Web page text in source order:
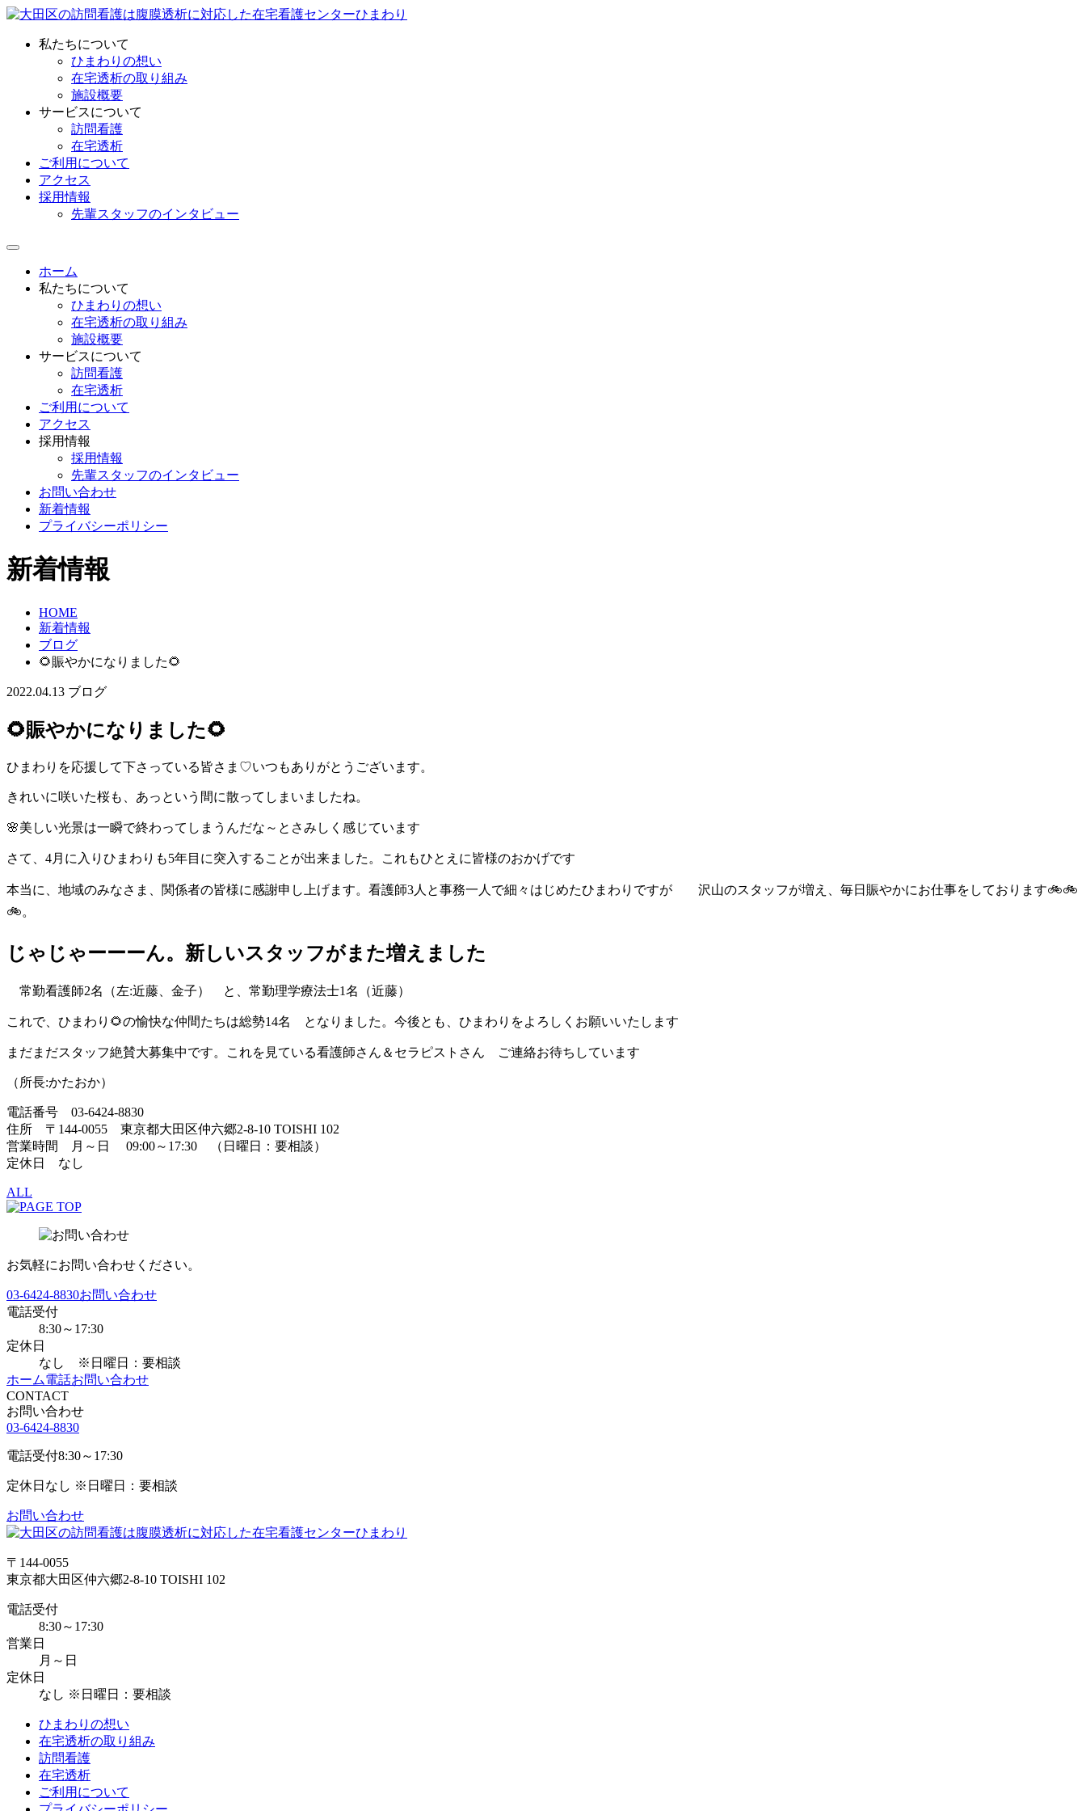
私たちについて
ひまわりの想い
在宅透析の取り組み
施設概要
サービスについて
訪問看護
在宅透析
ご利用について
アクセス
採用情報
先輩スタッフのインタビュー
ホーム
私たちについて
ひまわりの想い
在宅透析の取り組み
施設概要
サービスについて
訪問看護
在宅透析
ご利用について
アクセス
採用情報
採用情報
先輩スタッフのインタビュー
お問い合わせ
新着情報
プライバシーポリシー
新着情報
HOME
新着情報
ブログ
🌻賑やかになりました🌻
2022.04.13 ブログ
🌻賑やかになりました🌻
ひまわりを応援して下さっている皆さま♡いつもありがとうございます。
きれいに咲いた桜も、あっという間に散ってしまいましたね。
🌸美しい光景は一瞬で終わってしまうんだな～とさみしく感じています
さて、4月に入りひまわりも5年目に突入することが出来ました。これもひとえに皆様のおかげです
本当に、地域のみなさま、関係者の皆様に感謝申し上げます。看護師3人と事務一人で細々はじめたひまわりですが
沢山のスタッフが増え、毎日賑やかにお仕事をしております🚲🚲
🚲。
じゃじゃーーーん。新しいスタッフがまた増えました
常勤看護師2名（左:近藤、金子） と、常勤理学療法士1名（近藤）
これで、ひまわり🌻の愉快な仲間たちは総勢14名 となりました。今後とも、ひまわりをよろしくお願いいたします
まだまだスタッフ絶賛大募集中です。これを見ている看護師さん＆セラピストさん ご連絡お待ちしています
（所長:かたおか）
電話番号 03-6424-8830
住所 〒144-0055 東京都大田区仲六郷2-8-10 TOISHI 102
営業時間 月～日 09:00～17:30 （日曜日：要相談）
定休日 なし
ALL
お気軽にお問い合わせください。
03-6424-8830お問い合わせ
電話受付
8:30～17:30
定休日
なし ※日曜日：要相談
ホーム電話お問い合わせ
CONTACT
お問い合わせ
03-6424-8830
電話受付8:30～17:30
定休日 なし ※日曜日：要相談
お問い合わせ
〒144-0055
東京都大田区仲六郷2-8-10 TOISHI 102
電話受付
8:30～17:30
営業日
月～日
定休日
なし ※日曜日：要相談
ひまわりの想い
在宅透析の取り組み
訪問看護
在宅透析
ご利用について